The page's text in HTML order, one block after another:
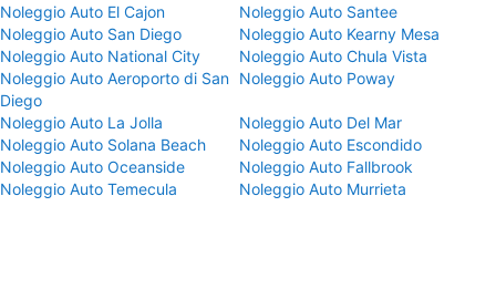
Noleggio Auto El Cajon
Noleggio Auto Santee
Noleggio Auto San Diego
Noleggio Auto Kearny Mesa
Noleggio Auto National City
Noleggio Auto Chula Vista
Noleggio Auto Aeroporto di San
Diego
Noleggio Auto Poway
Noleggio Auto La Jolla
Noleggio Auto Del Mar
Noleggio Auto Solana Beach
Noleggio Auto Escondido
Noleggio Auto Oceanside
Noleggio Auto Fallbrook
Noleggio Auto Temecula
Noleggio Auto Murrieta